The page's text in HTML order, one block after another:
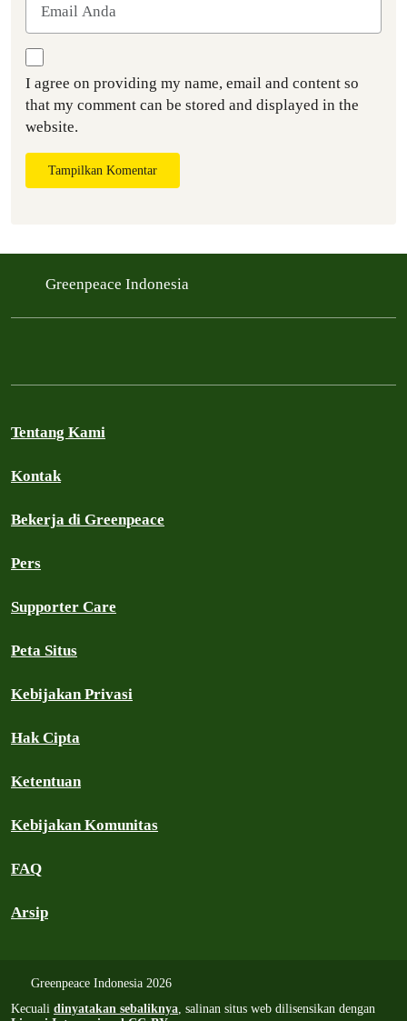
I agree on providing my name, email and content so
that my comment can be stored and displayed in the
website.
Tampilkan Komentar
Greenpeace Indonesia
Tentang Kami
Kontak
Bekerja di Greenpeace
Pers
Supporter Care
Peta Situs
Kebijakan Privasi
Hak Cipta
Ketentuan
Kebijakan Komunitas
FAQ
Arsip
Greenpeace Indonesia 2026
Kecuali dinyatakan sebaliknya, salinan situs web dilisensikan dengan